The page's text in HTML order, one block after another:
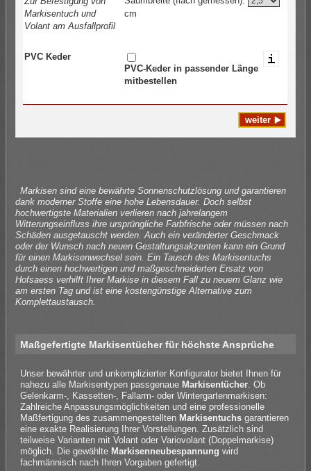
Markisentuch und
Volant am Ausfallprofil
cm
PVC Keder
PVC-Keder in passender Länge
mitbestellen
Markisen sind eine bewährte Sonnenschutzlösung und garantieren
dank moderner Stoffe eine hohe Lebensdauer. Doch selbst
hochwertigste Materialien verlieren nach jahrelangem
Witterungseinfluss ihre ursprüngliche Farbfrische oder müssen nach
Schäden ausgetauscht werden. Auch ein veränderter Geschmack
oder der Wunsch nach neuen Gestaltungsakzenten kann ein Grund
für einen Markisenwechsel sein. Ein Tausch des Markisentuchs
durch einen hochwertigen und maßgeschneiderten Ersatz von
Hofsaess verhilft Ihrer Markise in diesem Fall zu neuem Glanz wie
am ersten Tag und ist eine kostengünstige Alternative zum
Komplettaustausch.
Maßgefertigte Markisentücher für höchste Ansprüche
Unser bewährter und unkomplizierter Konfigurator bietet Ihnen für
nahezu alle Markisentypen passgenaue Markisentücher. Ob
Gelenkarm-, Kassetten-, Fallarm- oder Wintergartenmarkisen:
Zahlreiche Anpassungsmöglichkeiten und eine professionelle
Maßfertigung des zusammengestellten Markisentuchsgarantieren
eine exakte Realisierung Ihrer Vorstellungen. Zusätzlich sind
teilweise Varianten mit Volant oder Variovolant (Doppelmarkise)
möglich. Die gewählte Markisenneubespannung wird
fachmännisch nach Ihren Vorgaben gefertigt.